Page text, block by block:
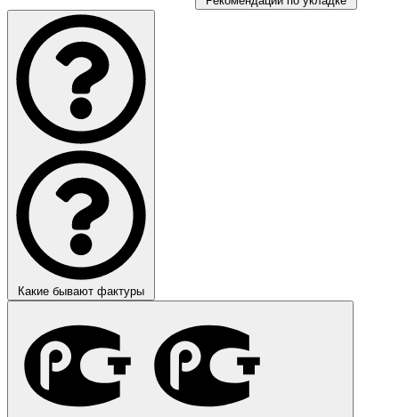
Какие бывают фактуры